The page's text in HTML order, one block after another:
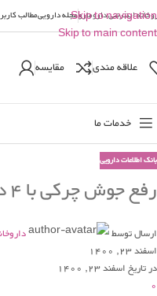
Skip to navigation
Skip to main content
اینترنتی دارومارومجله داروییمطالب
علاقه مندی مقایسه
خدمات ما
بانک اطلاعات دارویی
رفع جوش چرکی با ۴ درمان طبیعی و سریع و روشهای موثر دیگر
ارسال توسط
اسفند 23, 1400
در تاریخ اسفند 23, 1400
0